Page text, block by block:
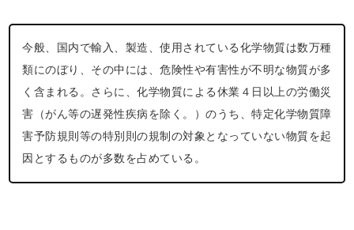
今般、国内で輸入、製造、使用されている化学物質は数万種
類にのぼり、その中には、危険性や有害性が不明な物質が多
く含まれる。さらに、化学物質による休業４日以上の労働災
害（がん等の遅発性疾病を除く。）のうち、特定化学物質障
害予防規則等の特別則の規制の対象となっていない物質を起
因とするものが多数を占めている。